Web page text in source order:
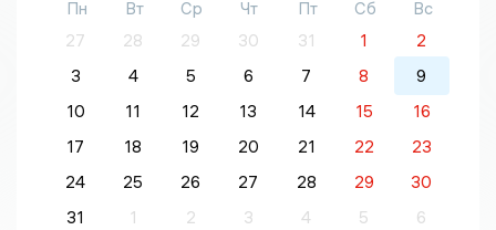
Пн Вт Ср Чт Пт Сб
Вс
27
28 29 30 31 1
2
3
4 5 6 7 8
9
10
11 12 13 14 15
16
17
18 19 20 21 22
23
24
25 26 27 28 29
30
31
1 2 3 4 5 6